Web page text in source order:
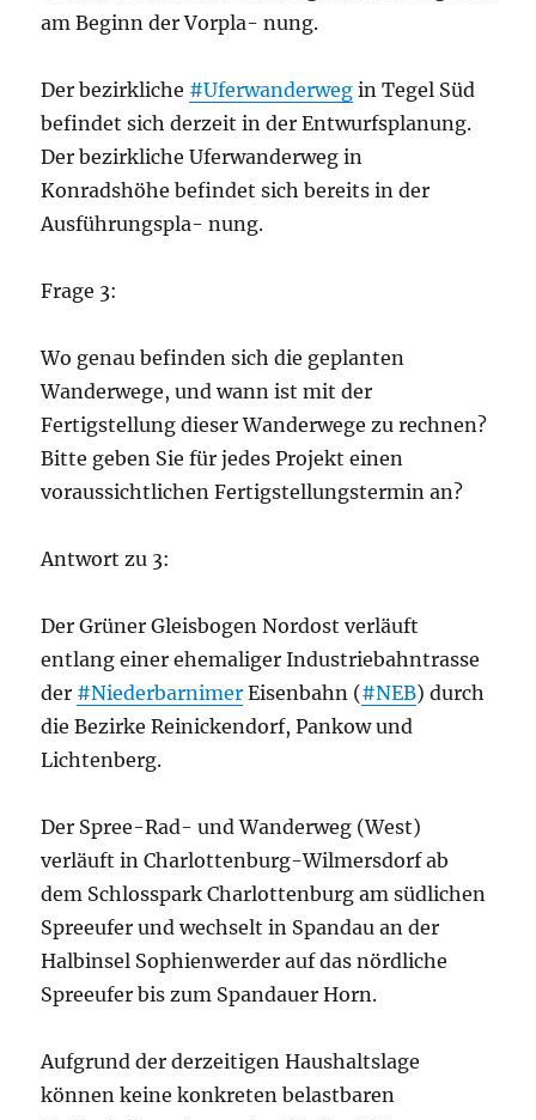
am Beginn der Vorpla- nung.
Der bezirkliche #Uferwanderweg in Tegel Süd
befindet sich derzeit in der Entwurfsplanung.
Der bezirkliche Uferwanderweg in
Konradshöhe befindet sich bereits in der
Ausführungspla- nung.
Frage 3:
Wo genau befinden sich die geplanten
Wanderwege, und wann ist mit der
Fertigstellung dieser Wanderwege zu rechnen?
Bitte geben Sie für jedes Projekt einen
voraussichtlichen Fertigstellungstermin an?
Antwort zu 3:
Der Grüner Gleisbogen Nordost verläuft
entlang einer ehemaliger Industriebahntrasse
der #Niederbarnimer Eisenbahn (#NEB) durch
die Bezirke Reinickendorf, Pankow und
Lichtenberg.
Der Spree-Rad- und Wanderweg (West)
verläuft in Charlottenburg-Wilmersdorf ab
dem Schlosspark Charlottenburg am südlichen
Spreeufer und wechselt in Spandau an der
Halbinsel Sophienwerder auf das nördliche
Spreeufer bis zum Spandauer Horn.
Aufgrund der derzeitigen Haushaltslage
können keine konkreten belastbaren